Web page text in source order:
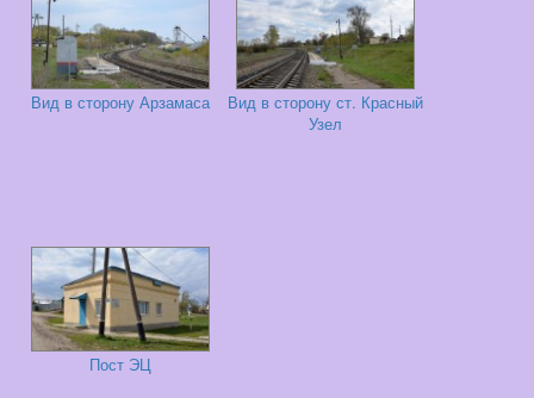
Вид в сторону Арзамаса
Вид в сторону ст. Красный
Узел
Пост ЭЦ